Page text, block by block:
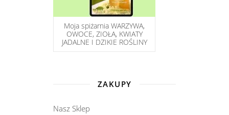
Moja spiżarnia WARZYWA,
OWOCE, ZIOŁA, KWIATY
JADALNE I DZIKIE ROŚLINY
ZAKUPY
Nasz Sklep